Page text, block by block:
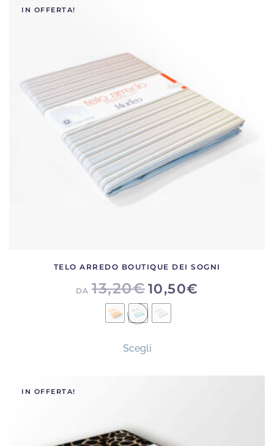
possono
essere
scelte
nella
pagina
del
prodotto
IN OFFERTA!
TELO ARREDO BOUTIQUE DEI SOGNI
DA 13,20€10,50€
Scegliprodotto
opzioni
IN OFFERTA!